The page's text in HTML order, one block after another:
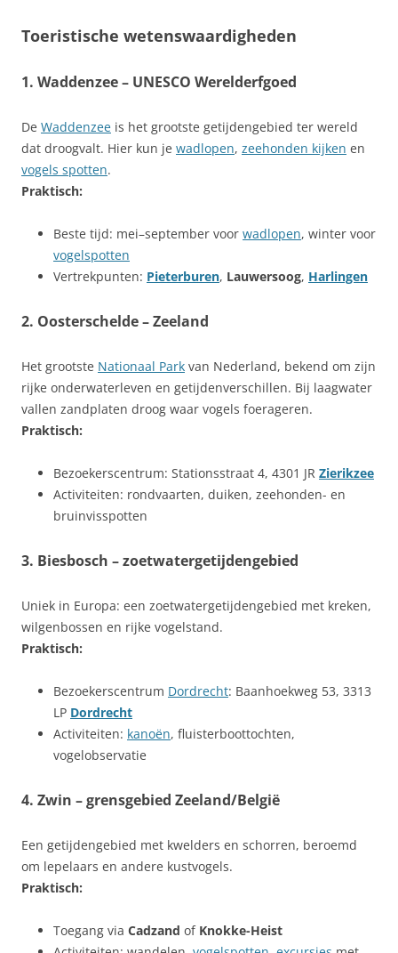
Toeristische wetenswaardigheden
1. Waddenzee– UNESCO Werelderfgoed
De Waddenzee is het grootste getijdengebied ter wereld
dat droogvalt. Hier kun je wadlopen, zeehonden kijken en
vogels spotten.
Praktisch:
Beste tijd: mei–september voor wadlopen, winter voor
vogelspotten
Vertrekpunten: Pieterburen, Lauwersoog, Harlingen
2. Oosterschelde– Zeeland
Het grootste Nationaal Park van Nederland, bekend om zijn
rijke onderwaterleven en getijdenverschillen. Bij laagwater
vallen zandplaten droog waar vogels foerageren.
Praktisch:
Bezoekerscentrum: Stationsstraat 4, 4301 JR Zierikzee
Activiteiten: rondvaarten, duiken, zeehonden- en
bruinvisspotten
3. Biesbosch – zoetwatergetijdengebied
Uniek in Europa: een zoetwatergetijdengebied met kreken,
wilgenbossen en rijke vogelstand.
Praktisch:
Bezoekerscentrum Dordrecht: Baanhoekweg 53, 3313
LP Dordrecht
Activiteiten: kanoën, fluisterboottochten,
vogelobservatie
4. Zwin – grensgebied Zeeland/België
Een getijdengebied met kwelders en schorren, beroemd
om lepelaars en andere kustvogels.
Praktisch:
Toegang via Cadzand of Knokke-Heist